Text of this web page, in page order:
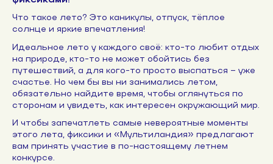
Что такое лето? Это каникулы, отпуск, тёплое
солнце и яркие впечатления!
Идеальное лето у каждого своё: кто-то любит отдых
на природе, кто-то не может обойтись без
путешествий, а для кого-то просто выспаться – уже
счастье. Но чем бы вы ни занимались летом,
обязательно найдите время, чтобы оглянуться по
сторонам и увидеть, как интересен окружающий мир.
И чтобы запечатлеть самые невероятные моменты
этого лета, фиксики и «Мультиландия» предлагают
вам принять участие в по-настоящему летнем
конкурсе.